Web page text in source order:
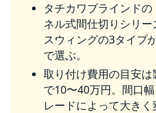
タチカワブラインド
ネル式間仕切りシリー
スウィングの3タイプ
で選ぶ。
取り付け費用の目安
で10〜40万円。間口
レードによって大きく